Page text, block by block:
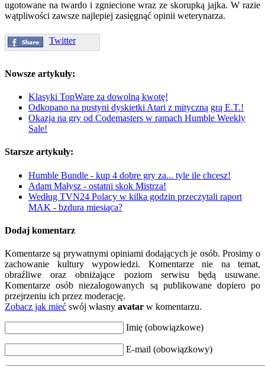
ugotowane na twardo i zgniecione wraz ze skorupką jajka. W razie
wątpliwości zawsze najlepiej zasięgnąć opinii weterynarza.
Twitter
Nowsze artykuły:
Klasyki TopWare za dowolną kwotę!
Odkopano na pustyni dyskietki Atari z mityczną grą E.T.!
Okazja na gry od Codemasters w ramach Humble Weekly
Sale!
Starsze artykuły:
Humble Bundle - kup 4 dobre gry za... tyle ile chcesz!
Adam Małysz - ostatni skok Mistrza!
Według TVN24 Polacy w kilka godzin przeczytali raport
MAK - bzdura miesiąca?
Dodaj komentarz
Komentarze są prywatnymi opiniami dodających je osób. Prosimy o
zachowanie kultury wypowiedzi. Komentarze nie na temat,
obraźliwe oraz obniżające poziom serwisu będą usuwane.
Komentarze osób niezalogowanych są publikowane dopiero po
przejrzeniu ich przez moderację.
Zobacz jak mieć swój własny avatar w komentarzu.
Imię (obowiązkowe)
E-mail (obowiązkowy)